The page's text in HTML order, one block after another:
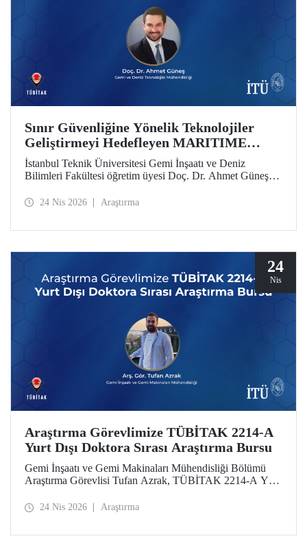
Sınır Güvenliğine Yönelik Teknolojiler
Geliştirmeyi Hedefleyen MARITIME
Projesine AB’den Destek
İstanbul Teknik Üniversitesi Gemi İnşaatı ve Deniz
Bilimleri Fakültesi öğretim üyesi Doç. Dr. Ahmet Güneş’in
Avrupa Programı kapsamında destek almaya hak kazandı.
24 Nis 2026 Araştırma
24
Nis
Araştırma Görevlimize TÜBİTAK 2214-A
Yurt Dışı Doktora Sırası Araştırma Bursu
Gemi İnşaatı ve Gemi Makinaları Mühendisliği Bölümü
Araştırma Görevlisi Tufan Azrak, TÜBİTAK 2214-A Yurt
desteklenmeye hak kazandı.
24 Nis 2026 Araştırma